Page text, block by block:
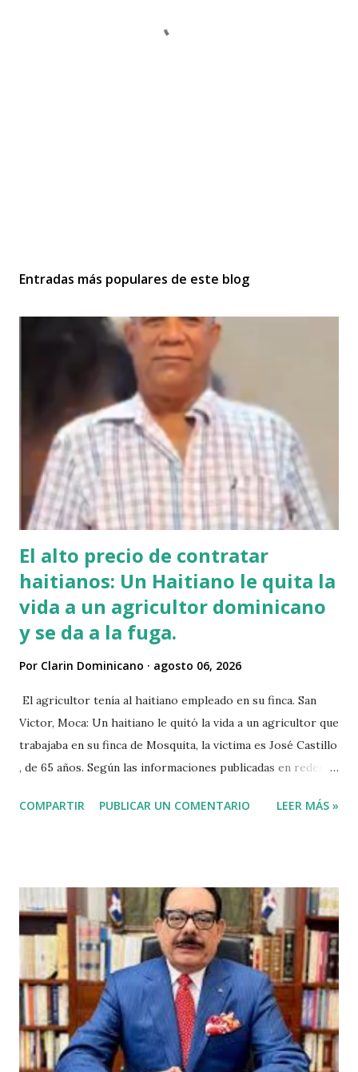
Entradas más populares de este blog
El alto precio de contratar
haitianos: Un Haitiano le quita la
vida a un agricultor dominicano
y se da a la fuga.
Por Clarin Dominicano agosto 06, 2026
El agricultor tenía al haitiano empleado en su finca. San
Victor, Moca: Un haitiano le quitó la vida a un agricultor que
trabajaba en su finca de Mosquita, la victima es José Castillo
, de 65 años. Según las informaciones publicadas en redes
que el haitiano de inmediato se puso al acecho del
dinero, por lo que este a su vez se mantuvo esperando el
momento oportuno para cometer el hecho y asaltarlo,
según versiones el haitiano era adicto a las drogas y por
eso le pidió el dinero prestado. Las versiones de los
comunitarios indican que el asesino tenía su ropa empapada
de sangre y que éste se bañó y de dejó las ropas
ensangrentada tirada en el lugar donde vivía, luego empredi
ó la huida. Éste es solo uno de múltiples asesinatos
COMPARTIR PUBLICAR UN COMENTARIO LEER MÁS »